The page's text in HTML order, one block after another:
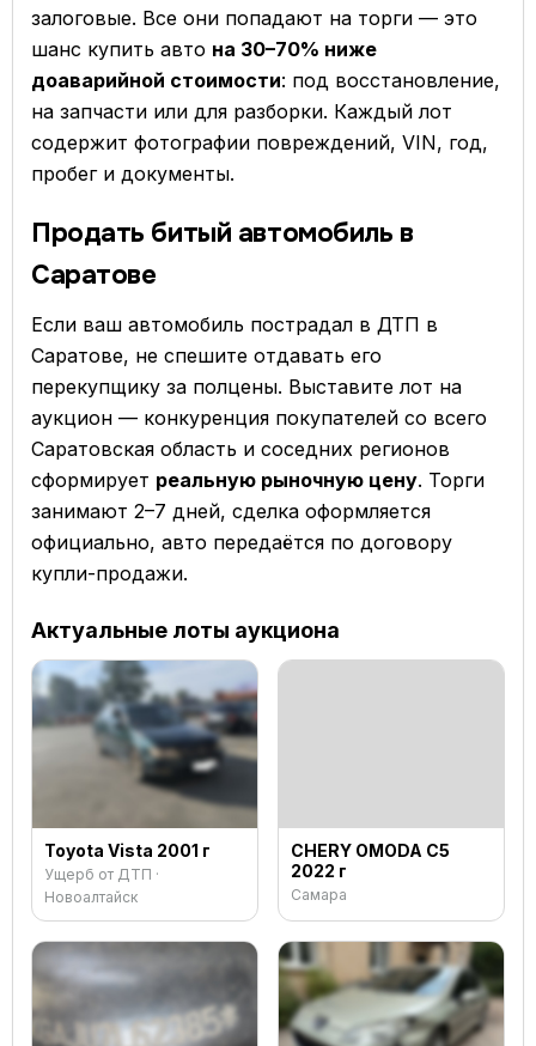
залоговые. Все они попадают на торги — это
шанс купить авто на 30–70% ниже
доаварийной стоимости: под восстановление,
на запчасти или для разборки. Каждый лот
содержит фотографии повреждений, VIN, год,
пробег и документы.
Продать битый автомобиль в
Саратове
Если ваш автомобиль пострадал в ДТП в
Саратове, не спешите отдавать его
перекупщику за полцены. Выставите лот на
аукцион — конкуренция покупателей со всего
Саратовская область и соседних регионов
сформирует реальную рыночную цену. Торги
занимают 2–7 дней, сделка оформляется
официально, авто передаётся по договору
купли-продажи.
Актуальные лоты аукциона
Toyota Vista 2001 г
Ущерб от ДТП ·
Новоалтайск
CHERY OMODA C5
2022 г
Самара